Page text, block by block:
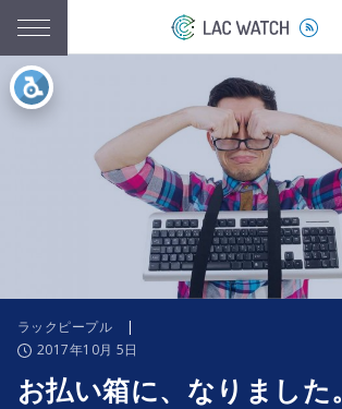
ラックピープル |
2017年10月 5日
お払い箱に、なりました。